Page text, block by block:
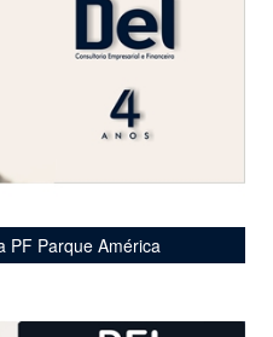
PF Parque América